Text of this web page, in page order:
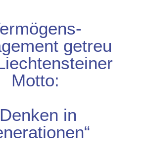
getreu
Motto:
in